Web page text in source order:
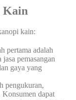
Kain
kain:
pertama adalah
pemasangan
gaya yang
pengukuran,
dapat